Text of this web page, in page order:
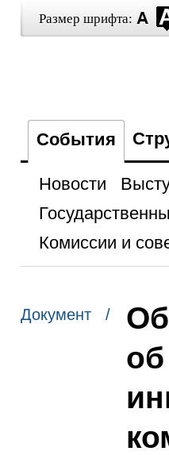
Размер шрифта:
События
Новости
Комиссии и
Документ /